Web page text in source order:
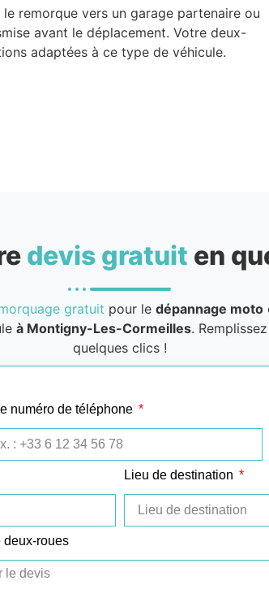
remorque vers un garage partenaire ou
avant le déplacement. Votre deux-
adaptées à ce type de véhicule.
devis gratuit en
gratuit pour le dépannage moto
à Montigny-Les-Cormeilles.
quelques clics !
numéro de téléphone
Lieu de destination
deux-roues